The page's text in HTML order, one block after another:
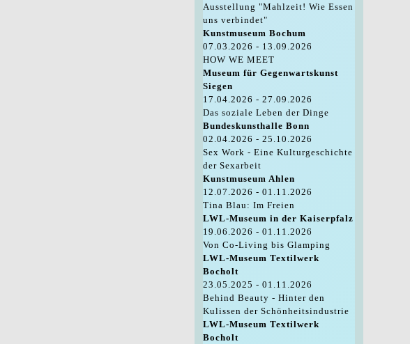
Ausstellung "Mahlzeit! Wie Essen
uns verbindet"
Kunstmuseum Bochum
07.03.2026 - 13.09.2026
HOW WE MEET
Museum für Gegenwartskunst
Siegen
17.04.2026 - 27.09.2026
Das soziale Leben der Dinge
Bundeskunsthalle Bonn
02.04.2026 - 25.10.2026
Sex Work - Eine Kulturgeschichte
der Sexarbeit
Kunstmuseum Ahlen
12.07.2026 - 01.11.2026
Tina Blau: Im Freien
LWL-Museum in der Kaiserpfalz
19.06.2026 - 01.11.2026
Von Co-Living bis Glamping
LWL-Museum Textilwerk
Bocholt
23.05.2025 - 01.11.2026
Behind Beauty - Hinter den
Kulissen der Schönheitsindustrie
LWL-Museum Textilwerk
Bocholt